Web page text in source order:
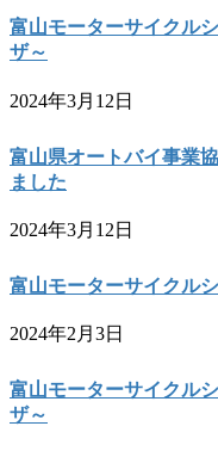
富山モーターサイクル
ザ～
2024年3月12日
富山県オートバイ事業
ました
2024年3月12日
富山モーターサイクル
2024年2月3日
富山モーターサイクル
ザ～